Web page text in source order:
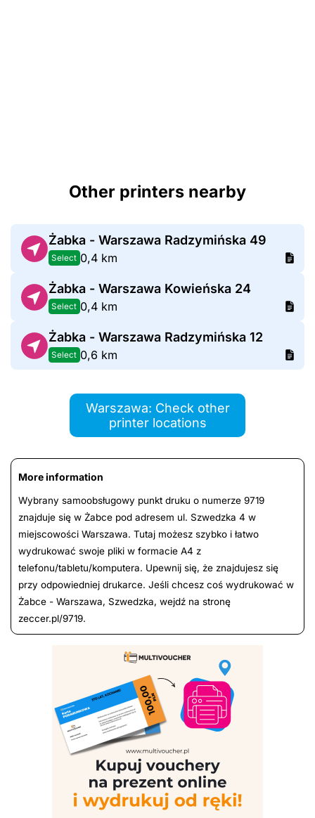
Other printers nearby
Żabka - Warszawa Radzymińska 49
Select 0,4 km
Żabka - Warszawa Kowieńska 24
Select 0,4 km
Żabka - Warszawa Radzymińska 12
Select 0,6 km
Warszawa: Check other
printer locations
More information
Wybrany samoobsługowy punkt druku o numerze 9719
znajduje się w Żabce pod adresem ul. Szwedzka 4 w
miejscowości Warszawa. Tutaj możesz szybko i łatwo
wydrukować swoje pliki w formacie A4 z
telefonu/tabletu/komputera. Upewnij się, że znajdujesz się
przy odpowiedniej drukarce. Jeśli chcesz coś wydrukować w
Żabce - Warszawa, Szwedzka, wejdź na stronę
zeccer.pl/9719.